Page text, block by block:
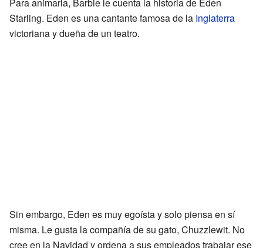
Starling. Eden es una cantante famosa de la Inglaterra
victoriana y dueña de un teatro.
Sin embargo, Eden es muy egoísta y solo piensa en sí
misma. Le gusta la compañía de su gato, Chuzzlewit. No
cree en la Navidad y ordena a sus empleados trabajar ese